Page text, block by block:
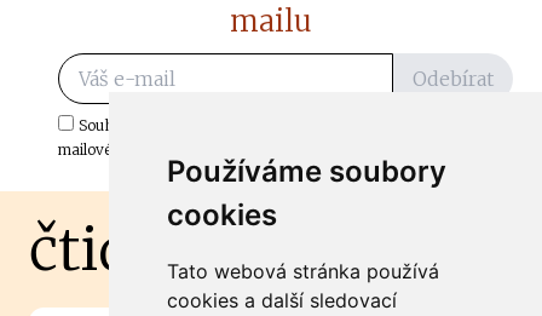
Používáme soubory
cookies
Tato webová stránka používá
cookies a další sledovací
mailu
Odebírat
Souhlasím s odběrem důležitých zpráv ze ČtiDoma.cz do mé e-
mailové schránky.
čtidoma.cz